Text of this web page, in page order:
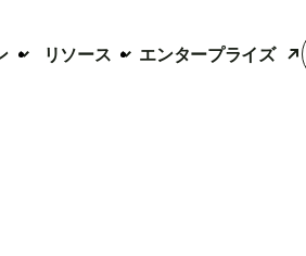
リソース エンタープライズ